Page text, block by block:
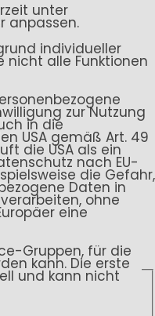
unter
anpassen.
individueller
nicht alle Funktionen
zur Nutzung
in die
USA gemäß Art. 49
die USA als ein
nach EU-
die Gefahr,
Daten in
ohne
eine
Gruppen, für die
kann. Die erste
und kann nicht